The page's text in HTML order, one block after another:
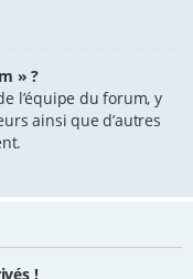
» ?
l’équipe du forum, y
ainsi que d’autres
!